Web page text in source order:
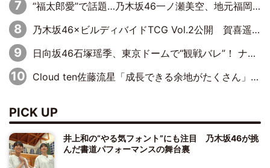
“福太郎愛”で話題…乃木坂46一ノ瀬美空、地元福岡『めんべい25周年トップサポーター』に就任
乃木坂46×ビルディバイドTCG Vol.2公開 賀喜遥香＆田村真佑が『京まふ』ステージに登壇
日向坂46石塚瑶季、東京ドームで“観戦バレ”！ ナイツ・塙も認めた「巨人に詳しすぎるアイドル」は元VENUSスクール生で杉内コーチ推し⁉
Cloud ten佐藤流星「成長できる余地がたくさん」、本田高優「何度見ても飽きない公演に」
PICK UP
井上和の“やる気フォント”にも注目 乃木坂46が挑
んだ書道パフォーマンスの舞台裏